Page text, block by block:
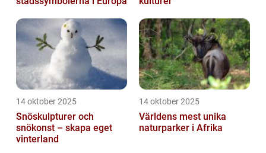
14 oktober 2025
Snöskulpturer och
snökonst – skapa eget
vinterland
14 oktober 2025
Världens mest unika
naturparker i Afrika